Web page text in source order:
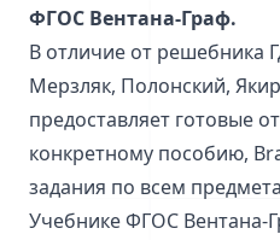
ФГОС Вентана-Граф.
В отличие от решебника
Мерзляк, Полонский,
предоставляет готовые
конкретному пособию,
задания по всем
Учебнике ФГОС Вентана-